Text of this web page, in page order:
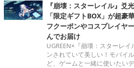
『崩壊：スターレイル』爻
「限定ギフトBOX」が超豪
フクーポンやコスプレイヤ
んでお届け
UGREEN×『崩壊：スターレ
ンされていて美しい！モバイ
ど、ゲームと一緒に使いたい